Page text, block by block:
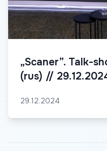
„Scaner”. Talk-
(rus) //
29.12.2024